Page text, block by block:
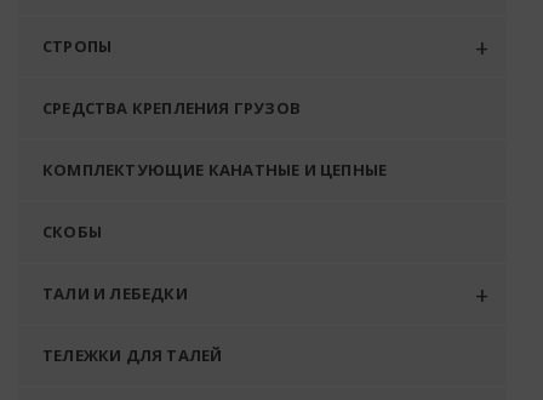
СТРОПЫ
СРЕДСТВА КРЕПЛЕНИЯ ГРУЗОВ
КОМПЛЕКТУЮЩИЕ КАНАТНЫЕ И ЦЕПНЫЕ
СКОБЫ
ТАЛИ И ЛЕБЕДКИ
ТЕЛЕЖКИ ДЛЯ ТАЛЕЙ